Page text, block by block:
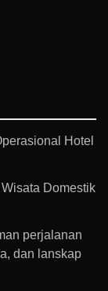
Hotel
Domestik
perjalanan
dan lanskap